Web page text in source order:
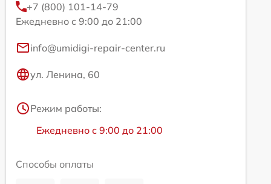
+7 (800) 101-14-79
Ежедневно с 9:00 до 21:00
info@umidigi-repair-center.ru
ул. Ленина, 60
Режим работы:
Ежедневно с 9:00 до 21:00
Способы оплаты